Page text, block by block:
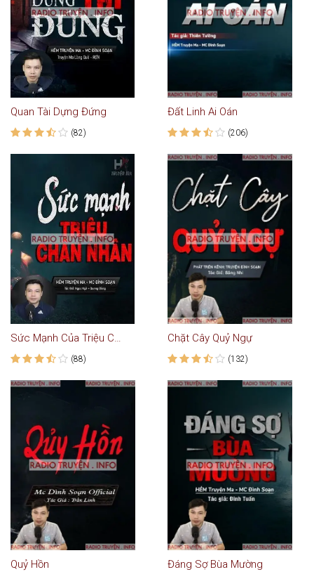
Quan Tài Dựng Đứng
(82)
Đất Linh Ai Oán
(206)
Sức Mạnh Của Triệu Chân Nhân
(88)
Chặt Cây Quỷ Ngự
(132)
Quỷ Hồn Đáng Sợ Bùa Mường